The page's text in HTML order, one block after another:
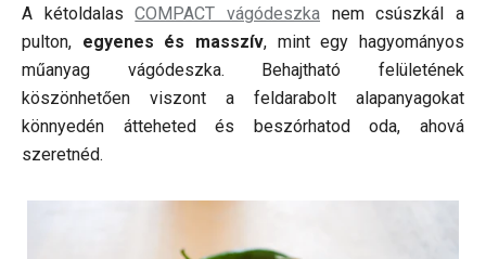
A kétoldalasCOMPACT vágódeszka nem csúszkál a
pulton, egyenes és masszív, mint egy hagyományos
műanyag vágódeszka. Behajtható felületének
köszönhetően viszont a feldarabolt alapanyagokat
könnyedén átteheted és beszórhatod oda, ahová
szeretnéd.